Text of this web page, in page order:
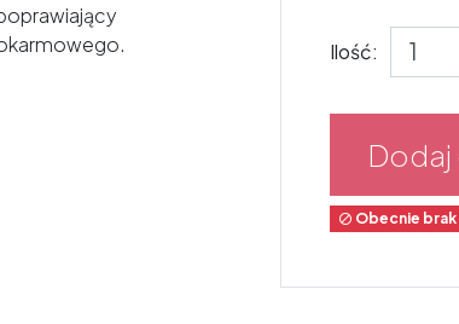
Ilość:
Dodaj
 Obecnie brak